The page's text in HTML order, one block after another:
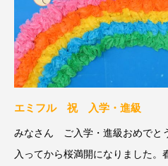
エミフル 祝 入学・進級
みなさん ご入学・進級おめでと
入ってから桜満開になりました。